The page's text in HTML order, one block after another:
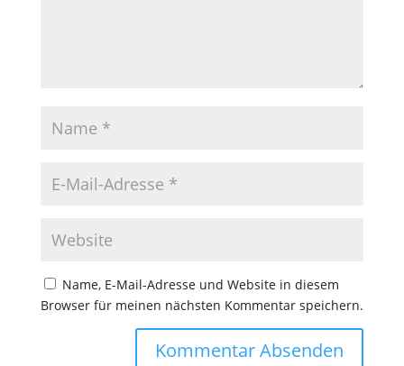
Name, E-Mail-Adresse und Website in diesem
Browser für meinen nächsten Kommentar speichern.